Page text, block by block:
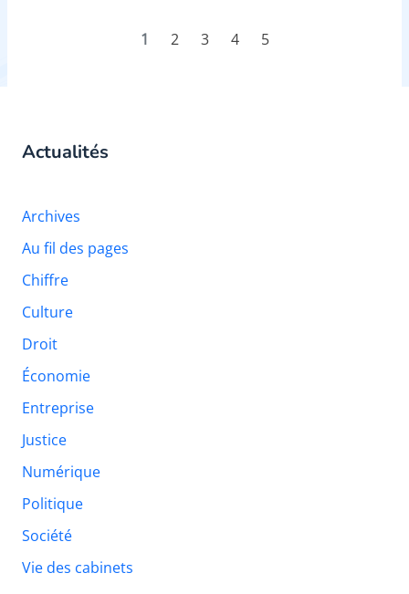
1 2 3 4 5
Actualités
Archives
Au fil des pages
Chiffre
Culture
Droit
Économie
Entreprise
Justice
Numérique
Politique
Société
Vie des cabinets